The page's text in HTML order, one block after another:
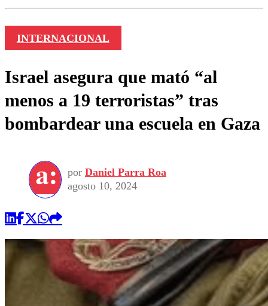
INTERNACIONAL
Israel asegura que mató “al
menos a 19 terroristas” tras
bombardear una escuela en Gaza
por Daniel Parra Roa
agosto 10, 2024